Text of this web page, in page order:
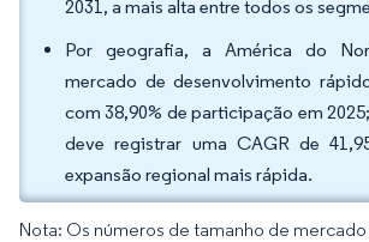
2031, a mais alta entre todos os
Por geografia, a América do
mercado de desenvolvimento
com 38,90% de participação em
deve registrar uma CAGR de
expansão regional mais rápida.
Nota: Os números de tamanho de